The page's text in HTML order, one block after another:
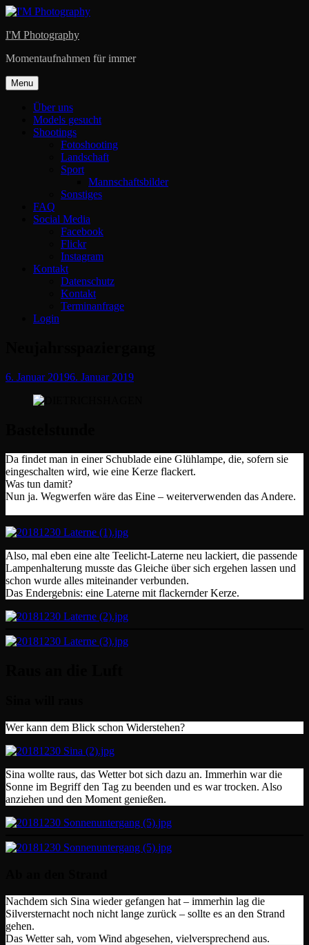
Skip
content
I'M Photography
Momentaufnahmen für immer
Menu
Über uns
Models gesucht
Shootings
Fotoshooting
Landschaft
Sport
Mannschaftsbilder
Sonstiges
FAQ
Social Media
Facebook
Flickr
Instagram
Kontakt
Datenschutz
Kontakt
Terminanfrage
Login
Posted
6. Januar 20196. Januar 2019
Da findet man in einer Schublade eine Glühlampe, die, sofern sie
eingeschalten wird, wie eine Kerze flackert.
Was tun damit?
Nun ja. Wegwerfen wäre das Eine – weiterverwenden das Andere.
Also, mal eben eine alte Teelicht-Laterne neu lackiert, die passende
Lampenhalterung musste das Gleiche über sich ergehen lassen und
schon wurde alles miteinander verbunden.
Das Endergebnis: eine Laterne mit flackernder Kerze.
Wer kann dem Blick schon Widerstehen?
Sina wollte raus, das Wetter bot sich dazu an. Immerhin war die
Sonne im Begriff den Tag zu beenden und es war trocken. Also
anziehen und den Moment genießen.
Nachdem sich Sina wieder gefangen hat – immerhin lag die
Silversternacht noch nicht lange zurück – sollte es an den Strand
gehen.
Das Wetter sah, vom Wind abgesehen, vielversprechend aus.